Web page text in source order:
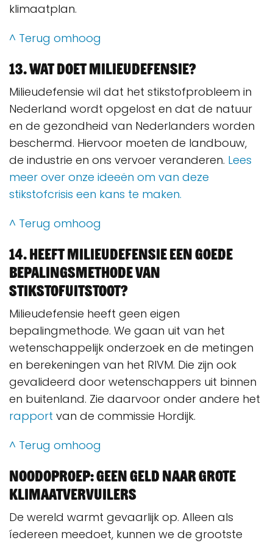
klimaatplan.
^ Terug omhoog
13. Wat doet Milieudefensie?
Milieudefensie wil dat het stikstofprobleem in
Nederland wordt opgelost en dat de natuur
en de gezondheid van Nederlanders worden
beschermd. Hiervoor moeten de landbouw,
de industrie en ons vervoer veranderen. Lees
meer over onze ideeën om van deze
stikstofcrisis een kans te maken.
^ Terug omhoog
14. Heeft Milieudefensie een goede
bepalingsmethode van
stikstofuitstoot?
Milieudefensie heeft geen eigen
bepalingmethode. We gaan uit van het
wetenschappelijk onderzoek en de metingen
en berekeningen van het RIVM. Die zijn ook
gevalideerd door wetenschappers uit binnen
en buitenland. Zie daarvoor onder andere het
rapport van de commissie Hordijk.
^ Terug omhoog
Noodoproep: geen geld naar grote
klimaatvervuilers
De wereld warmt gevaarlijk op. Alleen als
íedereen meedoet, kunnen we de grootste